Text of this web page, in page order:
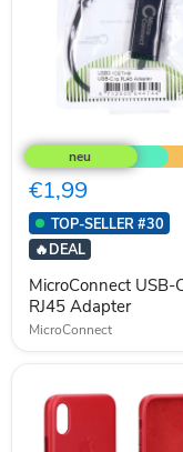
USB-
C
to
RJ45
Adapter
€1,99
TOP-SELLER #30
🔥DEAL
MicroConnect USB-
RJ45 Adapter
MicroConnect